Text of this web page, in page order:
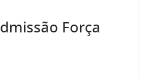
Força